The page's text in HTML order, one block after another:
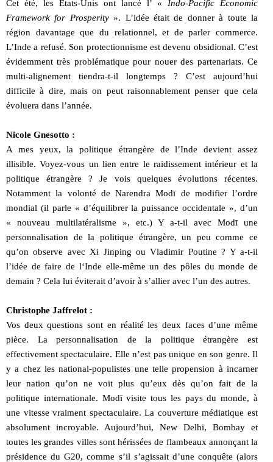
Cet été, les Etats-Unis ont lancé l’ « Indo-Pacific Economic
Framework for Prosperity». L’idée était de donner à toute la
région davantage que du relationnel, et de parler commerce.
L’Inde a refusé. Son protectionnisme est devenu obsidional. C’est
évidemment très problématique pour nouer des partenariats. Ce
multi-alignement tiendra-t-il longtemps ? C’est aujourd’hui
difficile à dire, mais on peut raisonnablement penser que cela
évoluera dans l’année.
Nicole Gnesotto :
A mes yeux, la politique étrangère de l’Inde devient assez
illisible. Voyez-vous un lien entre le raidissement intérieur et la
politique étrangère ? Je vois quelques évolutions récentes.
Notamment la volonté de Narendra Modī de modifier l’ordre
mondial (il parle « d’équilibrer la puissance occidentale », d’un
« nouveau multilatéralisme », etc.) Y a-t-il avec Modī une
personnalisation de la politique étrangère, un peu comme ce
qu’on observe avec Xi Jinping ou Vladimir Poutine ? Y a-t-il
l’idée de faire de l‘Inde elle-même un des pôles du monde de
demain ? Cela lui éviterait d’avoir à s’allier avec l’un des autres.
Christophe Jaffrelot :
Vos deux questions sont en réalité les deux faces d’une même
pièce. La personnalisation de la politique étrangère est
effectivement spectaculaire. Elle n’est pas unique en son genre. Il
y a chez les national-populistes une telle propension à incarner
leur nation qu’on ne voit plus qu’eux dès qu’on fait de la
politique internationale. Modī visite tous les pays du monde, à
une vitesse vraiment spectaculaire. La couverture médiatique est
absolument incroyable. Aujourd’hui, New Delhi, Bombay et
toutes les grandes villes sont hérissées de flambeaux annonçant la
présidence du G20, comme s’il s’agissait d’une conquête (alors